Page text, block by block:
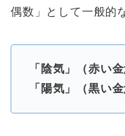
偶数」として一般的
「陰気」（赤い
「陽気」（黒い